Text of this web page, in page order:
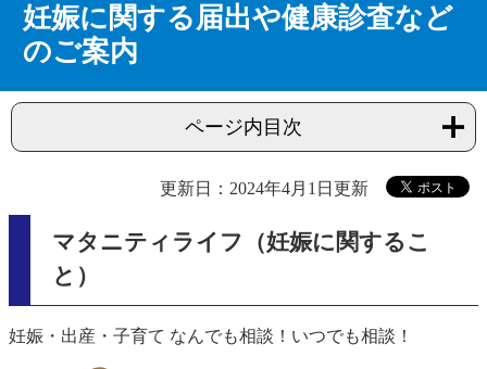
妊娠に関する届出や健康診査など
のご案内
ページ内目次
更新日：2024年4月1日更新
マタニティライフ（妊娠に関するこ
と）
妊娠・出産・子育て なんでも相談！いつでも相談！